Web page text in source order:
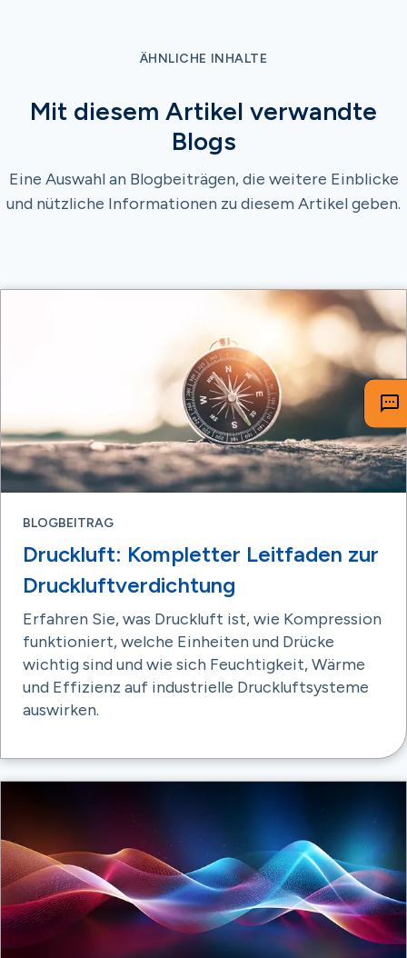
ÄHNLICHE INHALTE
Mit diesem Artikel verwandte
Blogs
Eine Auswahl an Blogbeiträgen, die weitere Einblicke
und nützliche Informationen zu diesem Artikel geben.
BLOGBEITRAG
Druckluft: Kompletter Leitfaden zur
Druckluftverdichtung
Erfahren Sie, was Druckluft ist, wie Kompression
funktioniert, welche Einheiten und Drücke
wichtig sind und wie sich Feuchtigkeit, Wärme
und Effizienz auf industrielle Druckluftsysteme
auswirken.